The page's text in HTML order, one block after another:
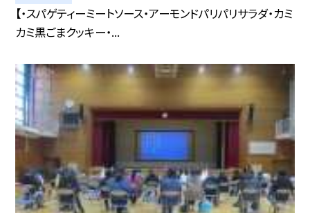
【・スパゲティーミートソース・アーモンドパリパリサラダ・カミ
カミ黒ごまクッキー・...